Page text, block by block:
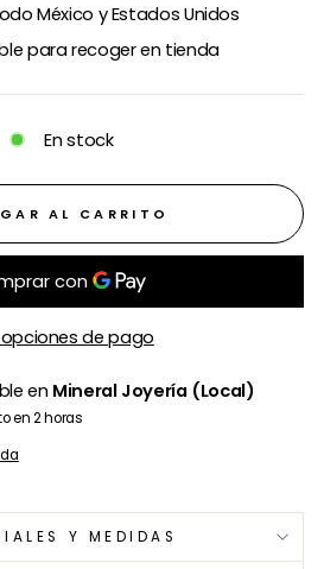
México y Estados Unidos
para recoger en tienda
En stock
AL CARRITO
de pago
en Mineral Joyería (Local)
en 2 horas
Y MEDIDAS